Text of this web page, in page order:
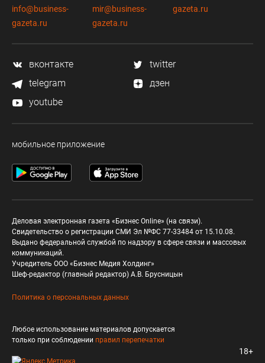
info@business-
gazeta.ru
mir@business-
gazeta.ru
gazeta.ru
вконтакте
twitter
telegram
дзен
youtube
мобильное приложение
Деловая электронная газета «Бизнес Online» (на связи).
Свидетельство о регистрации СМИ Эл №ФС 77-33484 от 15.10.08.
Выдано федеральной службой по надзору в сфере связи и массовых
коммуникаций.
Учредитель ООО «Бизнес Медия Холдинг»
Шеф-редактор (главный редактор) А.В. Брусницын
Политика о персональных данных
Любое использование материалов допускается
только при соблюдении правил перепечатки
18+